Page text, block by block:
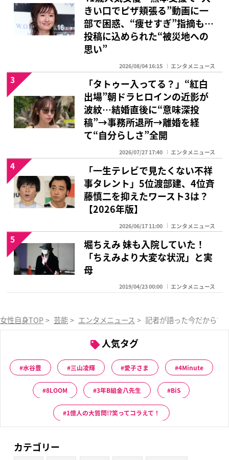
きい口でピザ頬張る”動画に一
部で困惑、“痩せすぎ”指摘も…
投稿に込められた“被災地への
思い”
2026/08/04 16:15 エンタメニュース
「タトゥー入ってる？」“紅白
出場”朝ドラヒロインの近影が
波紋…結婚直後に“意味深投
稿”→事務所退所→離婚を経
て“自分らしさ”全開
2026/07/27 17:40 エンタメニュース
3
「一生テレビで見たくない不祥
事タレント」5位渡部建、4位斉
藤慎二を抑えたワースト3は？
【2026年版】
2026/06/17 11:00 エンタメニュース
4
堀ちえみ 妹も入院していた！
「ちえみより大変な状況」と実
母
2019/04/23 00:00 エンタメニュース
5
女性自身TOP > 芸能 > エンタメニュース > 記者が語った今だから言
人気タグ
水谷豊 三山凌輝 愛子さま 4Minute
8LOOM 3年B組金八先生 BiS
1億人の大質問!?笑ってコラえて！
カテゴリー